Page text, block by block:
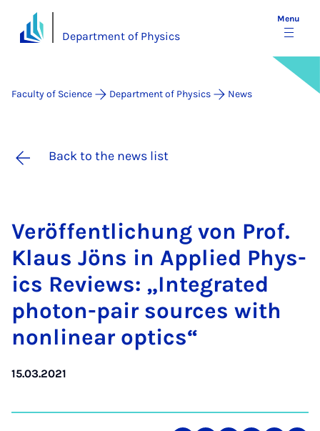
Department of Physics
Menu
Faculty of Science Department of Physics News
Back to the news list
Ver­öf­fent­lichung von Prof.
Klaus Jöns in Ap­plied Phys­
ics Re­views: „In­teg­rated
photon-pair sources with
non­lin­ear op­tics“
15.03.2021